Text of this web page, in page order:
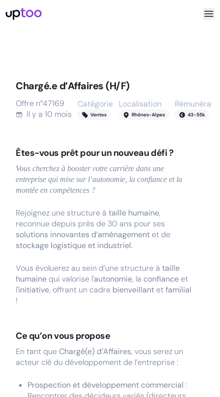
Chargé.e d’Affaires (H/F)
Offre n°47169
Il y a 10 mois
Catégorie
Ventes
Localisation
Rhônes-Alpes 43-55k
Êtes-vous prêt pour un nouveau défi ?
Vous cherchez à booster votre carrière dans une
entreprise qui mise sur l’autonomie, la confiance et la
montée en compétences ?
Rejoignez une structure à taille humaine,
reconnue depuis près de 30 ans pour ses
solutions innovantes d’aménagement et de
stockage logistique et industriel.
Vous évoluerez au sein d’une structure à taille
humaine qui valorise l'autonomie, la confiance et
l'initiative, offrant un cadre bienveillant etfamilial
!
Ce qu’on vous propose
En tant queChargé(e) d’Affaires, vous serez un
acteur clé du développement de l’entreprise :
Prospection et développement commercial :